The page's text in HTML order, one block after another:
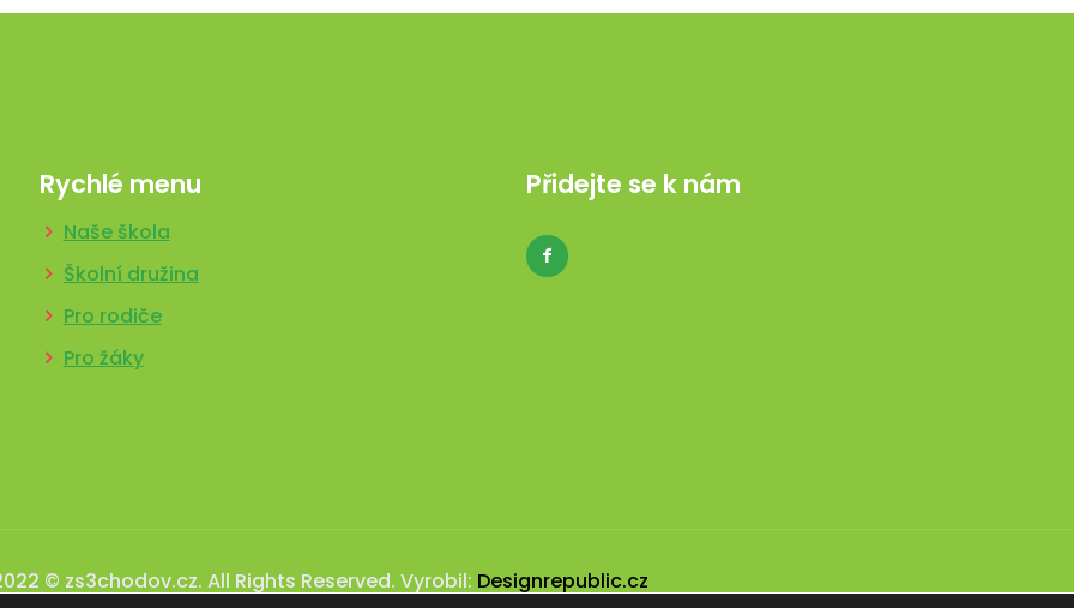
Rychlé menu
Naše škola
Školní družina
Pro rodiče
Pro žáky
Přidejte se k nám
© zs3chodov.cz. All Rights Reserved. Vyrobil: Designrepublic.cz